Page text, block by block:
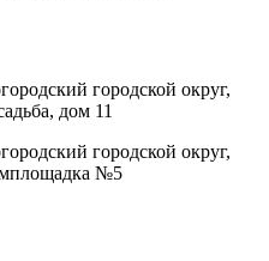
городской округ,
дом 11
городской округ,
№5